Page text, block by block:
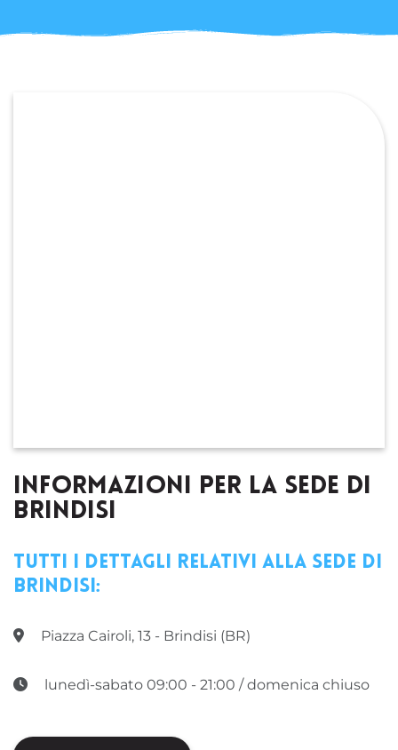
INFORMAZIONI PER LA SEDE DI
BRINDISI
Tutti i dettagli relativi alla sede di
Brindisi:
Piazza Cairoli, 13 - Brindisi (BR)
lunedì-sabato 09:00 - 21:00 / domenica chiuso